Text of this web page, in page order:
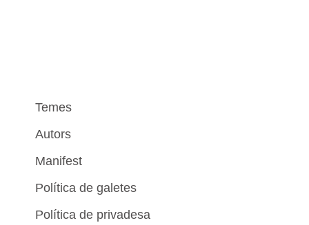
Temes
Autors
Manifest
Política de galetes
Política de privadesa